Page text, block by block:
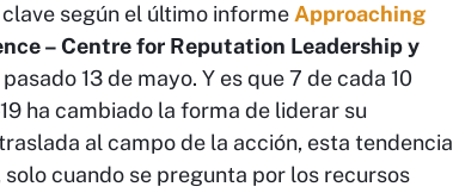
según el último informe Approaching
– Centre for Reputation Leadership y
13 de mayo. Y es que 7 de cada 10
ha cambiado la forma de liderar su
al campo de la acción, esta tendencia
cuando se pregunta por los recursos